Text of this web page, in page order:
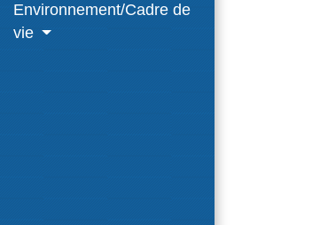
Environnement/Cadre de
vie